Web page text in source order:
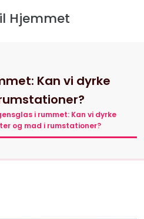
Hjemmet
Kan vi dyrke
i rummet: Kan vi dyrke
og mad i rumstationer?